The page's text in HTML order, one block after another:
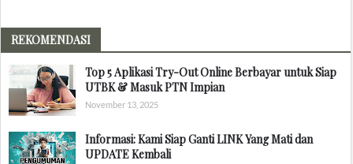
REKOMENDASI
Top 5 Aplikasi Try-Out Online Berbayar untuk Siap
UTBK & Masuk PTN Impian
November 13, 2025
Informasi: Kami Siap Ganti LINK Yang Mati dan
UPDATE Kembali